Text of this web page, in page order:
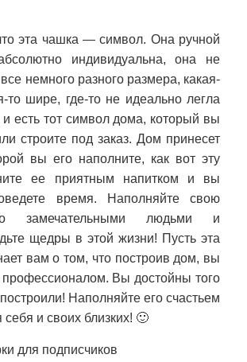
эта чашка — символ. Она ручной
индивидуальна, она не
немного разного размера, какая-
то шире, где-то не идеально легла
есть тот символ дома, который вы
строите под заказ. Дом принесет
вы его наполните, как вот эту
ее приятным напитком и вы
время. Наполняйте свою
замечательными людьми и
щедры в этой жизни! Пусть эта
вам о том, что построив дом, вы
профессионалом. Вы достойны того
Наполняйте его счастьем
себя и своих близких! 🙂
для подписчиков